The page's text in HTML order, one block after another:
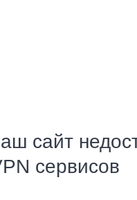
сайт
сервисов